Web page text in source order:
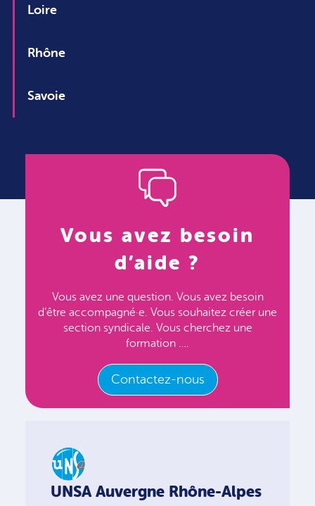
Loire
Rhône
Savoie
Vous avez besoin
d’aide ?
Vous avez une question. Vous avez besoin
d’être accompagné·e. Vous souhaitez créer une
section syndicale. Vous cherchez une
formation ….
Contactez-nous
UNSA Auvergne Rhône-Alpes